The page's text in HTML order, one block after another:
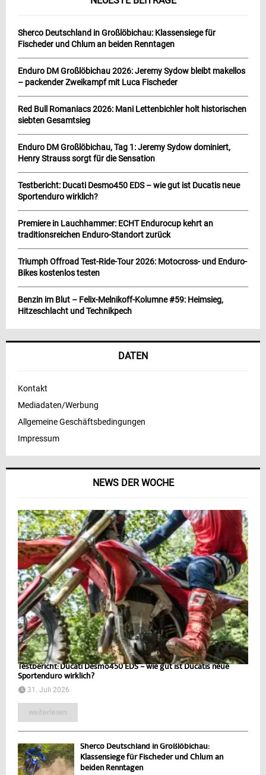
NEWS DER WOCHE
Testbericht: Ducati Desmo450 EDS – wie gut ist Ducatis neue
Sportenduro wirklich?
31. Juli 2026
weiterlesen
Sherco Deutschland in Großlöbichau:
Klassensiege für Fischeder und Chlum an
beiden Renntagen
Sherco Deutschland in Großlöbichau: Klassensiege für
Fischeder und Chlum an beiden Renntagen
Enduro DM Großlöbichau 2026: Jeremy Sydow bleibt makellos
– packender Zweikampf mit Luca Fischeder
Red Bull Romaniacs 2026: Mani Lettenbichler holt historischen
siebten Gesamtsieg
Enduro DM Großlöbichau, Tag 1: Jeremy Sydow dominiert,
Henry Strauss sorgt für die Sensation
Testbericht: Ducati Desmo450 EDS – wie gut ist Ducatis neue
Sportenduro wirklich?
Premiere in Lauchhammer: ECHT Endurocup kehrt an
traditionsreichen Enduro-Standort zurück
Triumph Offroad Test-Ride-Tour 2026: Motocross- und Enduro-
Bikes kostenlos testen
Benzin im Blut – Felix-Melnikoff-Kolumne #59: Heimsieg,
Hitzeschlacht und Technikpech
DATEN
Kontakt
Mediadaten/Werbung
Allgemeine Geschäftsbedingungen
Impressum